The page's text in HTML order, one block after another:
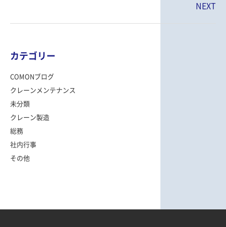
NEXT
カテゴリー
COMONブログ
クレーンメンテナンス
未分類
クレーン製造
総務
社内行事
その他